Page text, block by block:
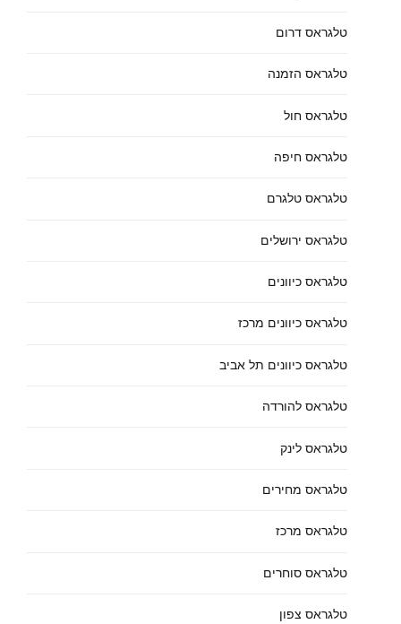
טלגראס דרום
טלגראס הזמנה
טלגראס חול
טלגראס חיפה
טלגראס טלגרם
טלגראס ירושלים
טלגראס כיוונים
טלגראס כיוונים מרכז
טלגראס כיוונים תל אביב
טלגראס להורדה
טלגראס לינק
טלגראס מחירים
טלגראס מרכז
טלגראס סוחרים
טלגראס צפון